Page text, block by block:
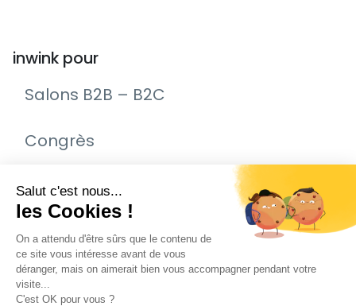
inwink pour
Salons B2B – B2C
Congrès
Remise de prix – Awards
Journée Portes Ouvertes (JPO)